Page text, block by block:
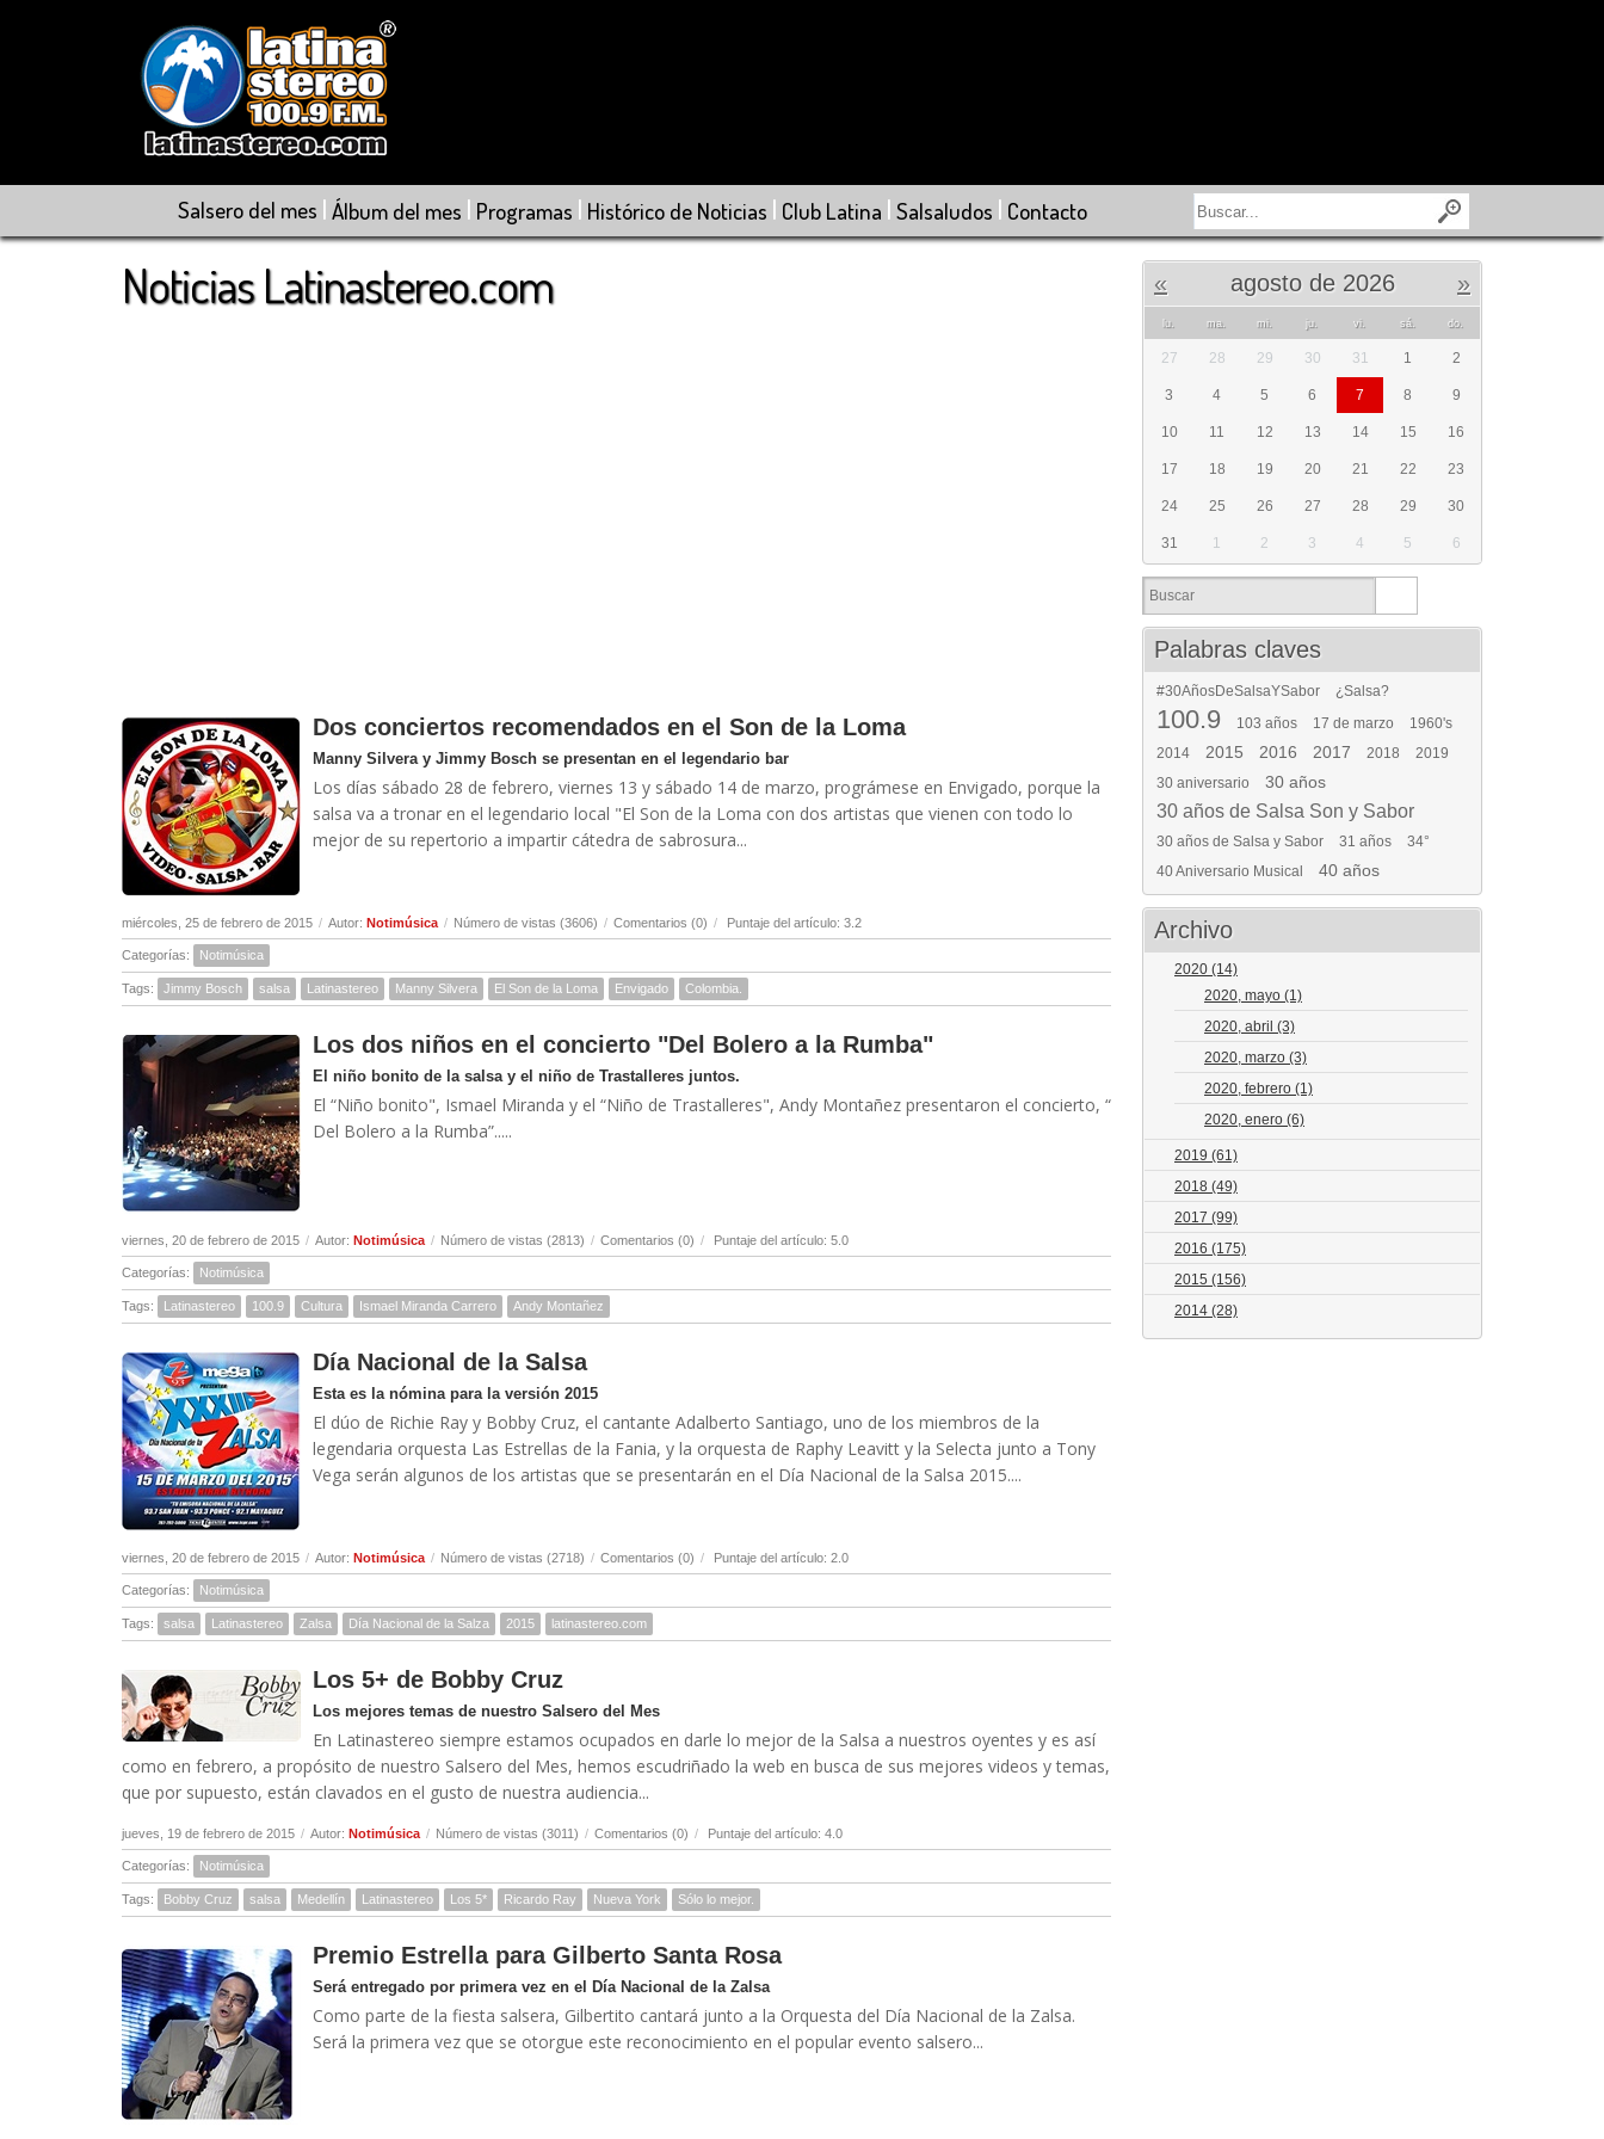
Salsero del mes | Álbum del mes | Programas | Histórico de Noticias | Club Latina | Salsaludos | Contacto
Noticias Latinastereo.com
Dos conciertos recomendados en el Son de la Loma
Manny Silvera y Jimmy Bosch se presentan en el legendario bar
Los días sábado 28 de febrero, viernes 13 y sábado 14 de marzo, prográmese en Envigado, porque la
salsa va a tronar en el legendario local "El Son de la Loma con dos artistas que vienen con todo lo
mejor de su repertorio a impartir cátedra de sabrosura...
miércoles, 25 de febrero de 2015 / Autor: Notimúsica / Número de vistas (3606) / Comentarios (0) / Puntaje del artículo: 3.2
Categorías: Notimúsica
Tags: Jimmy Bosch salsa Latinastereo Manny Silvera El Son de la Loma Envigado Colombia.
Los dos niños en el concierto "Del Bolero a la Rumba"
El niño bonito de la salsa y el niño de Trastalleres juntos.
El “Niño bonito", Ismael Miranda y el “Niño de Trastalleres", Andy Montañez presentaron el concierto, “
Del Bolero a la Rumba”.....
viernes, 20 de febrero de 2015 / Autor: Notimúsica / Número de vistas (2813) / Comentarios (0) / Puntaje del artículo: 5.0
Categorías: Notimúsica
Tags: Latinastereo 100.9 Cultura Ismael Miranda Carrero Andy Montañez
Día Nacional de la Salsa
Esta es la nómina para la versión 2015
El dúo de Richie Ray y Bobby Cruz, el cantante Adalberto Santiago, uno de los miembros de la
legendaria orquesta Las Estrellas de la Fania, y la orquesta de Raphy Leavitt y la Selecta junto a Tony
Vega serán algunos de los artistas que se presentarán en el Día Nacional de la Salsa 2015....
viernes, 20 de febrero de 2015 / Autor: Notimúsica / Número de vistas (2718) / Comentarios (0) / Puntaje del artículo: 2.0
Categorías: Notimúsica
Tags: salsa Latinastereo Zalsa Día Nacional de la Salza 2015 latinastereo.com
Los 5+ de Bobby Cruz
Los mejores temas de nuestro Salsero del Mes
En Latinastereo siempre estamos ocupados en darle lo mejor de la Salsa a nuestros oyentes y es así
como en febrero, a propósito de nuestro Salsero del Mes, hemos escudriñado la web en busca de sus mejores videos y temas,
que por supuesto, están clavados en el gusto de nuestra audiencia...
jueves, 19 de febrero de 2015 / Autor: Notimúsica / Número de vistas (3011) / Comentarios (0) / Puntaje del artículo: 4.0
Categorías: Notimúsica
Tags: Bobby Cruz salsa Medellín Latinastereo Los 5* Ricardo Ray Nueva York Sólo lo mejor.
Premio Estrella para Gilberto Santa Rosa
Será entregado por primera vez en el Día Nacional de la Zalsa
Como parte de la fiesta salsera, Gilbertito cantará junto a la Orquesta del Día Nacional de la Zalsa.
Será la primera vez que se otorgue este reconocimiento en el popular evento salsero...
« agosto de 2026 »
lu. ma. mi. ju. vi. sá. do.
27 28 29 30 31 1 2
3 4 5 6 7 8 9
10 11 12 13 14 15 16
17 18 19 20 21 22 23
24 25 26 27 28 29 30
31 1 2 3 4 5 6
Palabras claves
#30AñosDeSalsaYSabor ¿Salsa?
100.9 103 años 17 de marzo
1960's
2014
2015 2016 2017 2018
2019
30 aniversario
30 años
30 años de Salsa Son y Sabor
30 años de Salsa y Sabor 31 años
34°
40 Aniversario Musical
40 años
Archivo
2020 (14)
2020, mayo (1)
2020, abril (3)
2020, marzo (3)
2020, febrero (1)
2020, enero (6)
2019 (61)
2018 (49)
2017 (99)
2016 (175)
2015 (156)
2014 (28)